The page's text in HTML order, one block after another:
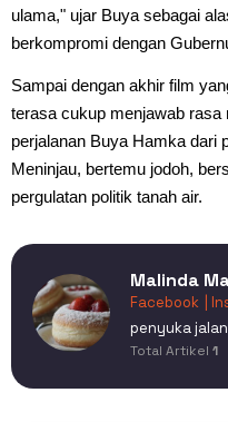
ulama," ujar Buya sebagai
berkompromi dengan
Sampai dengan akhir film
terasa cukup menjawab rasa
perjalanan Buya Hamka dari
Meninjau, bertemu jodoh,
pergulatan politik tanah air.
Malinda
Facebook |
penyuka
Total Artikel 1